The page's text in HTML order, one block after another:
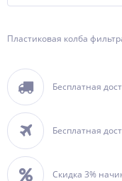
Пластиковая колба
Бесплатная
Бесплатная
Скидка 3%